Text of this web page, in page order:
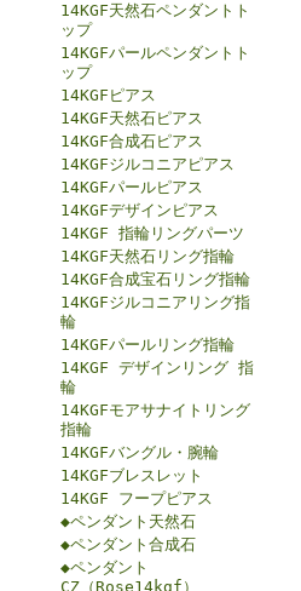
14KGF天然石ペンダントト
ップ
14KGFパールペンダントト
ップ
14KGFピアス
14KGF天然石ピアス
14KGF合成石ピアス
14KGFジルコニアピアス
14KGFパールピアス
14KGFデザインピアス
14KGF 指輪リングパーツ
14KGF天然石リング指輪
14KGF合成宝石リング指輪
14KGFジルコニアリング指
輪
14KGFパールリング指輪
14KGF デザインリング 指
輪
14KGFモアサナイトリング
指輪
14KGFバングル・腕輪
14KGFブレスレット
14KGF フープピアス
◆ペンダント天然石
◆ペンダント合成石
◆ペンダント
CZ（Rose14kgf）